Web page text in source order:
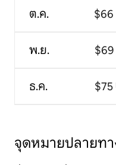
ต.ค.
พ.ย.
ธ.ค.
$66
$69
$75
จุดหมายปลายทา